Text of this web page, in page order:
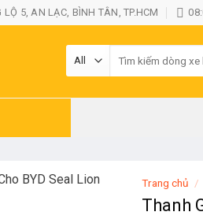
5, AN LẠC, BÌNH TÂN, TP.HCM
Trang chủ /
Thanh